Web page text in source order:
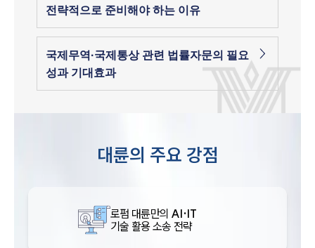
전략적으로 준비해야 하는 이유
국제무역·국제통상 관련 법률자문의 필요
성과 기대효과
대륜의 주요 강점
로펌 대륜만의 AI·IT
기술 활용 소송 전략